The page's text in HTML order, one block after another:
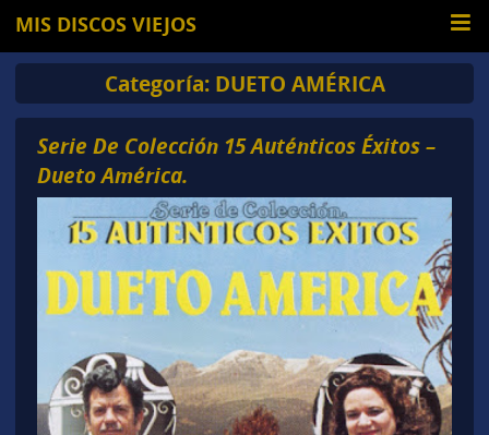
MIS DISCOS VIEJOS
Categoría: DUETO AMÉRICA
Serie De Colección 15 Auténticos Éxitos –
Dueto América.